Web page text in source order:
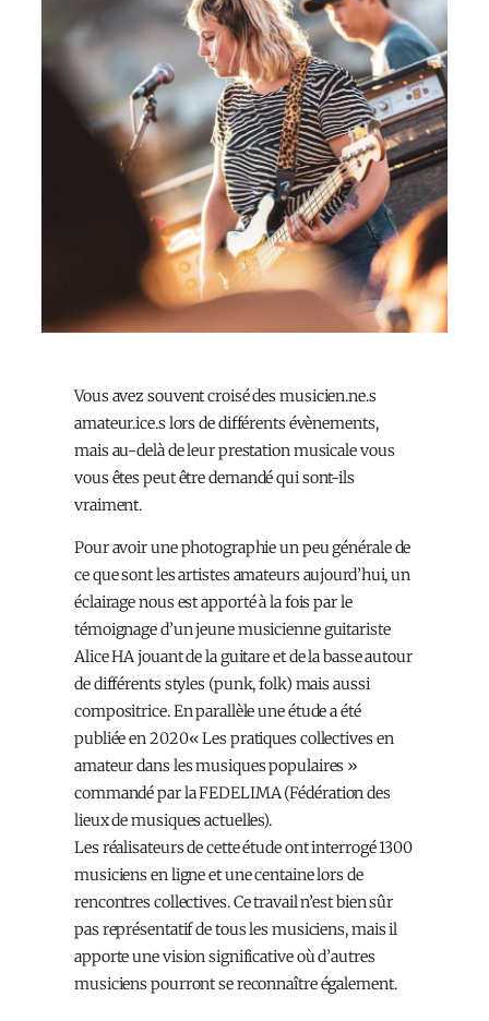
Vous avez souvent croisé des musicien.ne.s
amateur.ice.s lors de différents évènements,
mais au-delà de leur prestation musicale vous
vous êtes peut être demandé qui sont-ils
vraiment.
Pour avoir une photographie un peu générale de
ce que sont les artistes amateurs aujourd’hui, un
éclairage nous est apporté à la fois par le
témoignage d’un jeune musicienne guitariste
Alice HA jouant de la guitare et de la basse autour
de différents styles (punk, folk) mais aussi
compositrice. En parallèle une étude a été
publiée en 2020« Les pratiques collectives en
amateur dans les musiques populaires »
commandé par la FEDELIMA (Fédération des
lieux de musiques actuelles).
Les réalisateurs de cette étude ont interrogé 1300
musiciens en ligne et une centaine lors de
rencontres collectives. Ce travail n’est bien sûr
pas représentatif de tous les musiciens, mais il
apporte une vision significative où d’autres
musiciens pourront se reconnaître également.